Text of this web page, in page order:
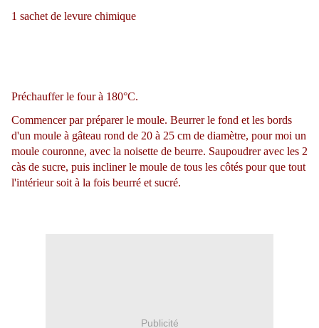
1 sachet de levure chimique
Préchauffer le four à 180°C.
Commencer par préparer le moule. Beurrer le fond et les bords
d'un moule à gâteau rond de 20 à 25 cm de diamètre, pour moi un
moule couronne, avec la noisette de beurre. Saupoudrer avec les 2
càs de sucre, puis incliner le moule de tous les côtés pour que tout
l'intérieur soit à la fois beurré et sucré.
Publicité